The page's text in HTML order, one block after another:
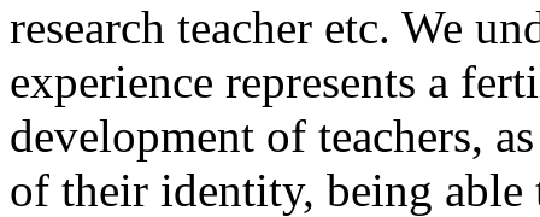
research teacher etc. We
experience represents a
development of teachers,
of their identity, being